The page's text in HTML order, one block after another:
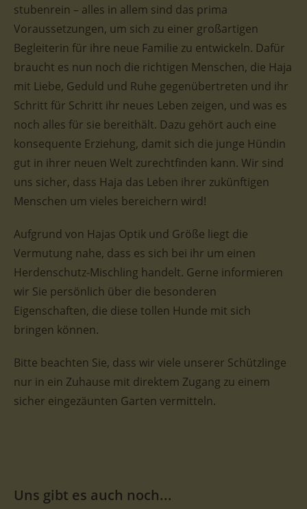
stubenrein – alles in allem sind das prima
Voraussetzungen, um sich zu einer großartigen
Begleiterin für ihre neue Familie zu entwickeln. Dafür
braucht es nun noch die richtigen Menschen, die Haja
mit Liebe, Geduld und Ruhe gegenübertreten und ihr
Schritt für Schritt ihr neues Leben zeigen, und was es
noch alles für sie bereithält. Dazu gehört auch eine
konsequente Erziehung, damit sich die junge Hündin
gut in ihrer neuen Welt zurechtfinden kann. Wir sind
uns sicher, dass Haja das Leben ihrer zukünftigen
Menschen um vieles bereichern wird!
Aufgrund von Hajas Optik und Größe liegt die
Vermutung nahe, dass es sich bei ihr um einen
Herdenschutz-Mischling handelt. Gerne informieren
wir Sie persönlich über die besonderen
Eigenschaften, die diese tollen Hunde mit sich
bringen können.
Bitte beachten Sie, dass wir viele unserer Schützlinge
nur in ein Zuhause mit direktem Zugang zu einem
sicher eingezäunten Garten vermitteln.
Uns gibt es auch noch...